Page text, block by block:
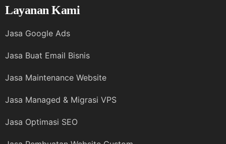
Layanan Kami
Jasa Google Ads
Jasa Buat Email Bisnis
Jasa Maintenance Website
Jasa Managed & Migrasi VPS
Jasa Optimasi SEO